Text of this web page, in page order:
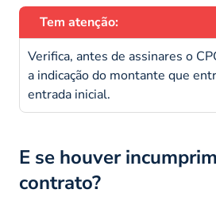
Tem atenção:
Verifica, antes de assinares o
a indicação do montante que
entrada inicial.
E se houver
contrato?